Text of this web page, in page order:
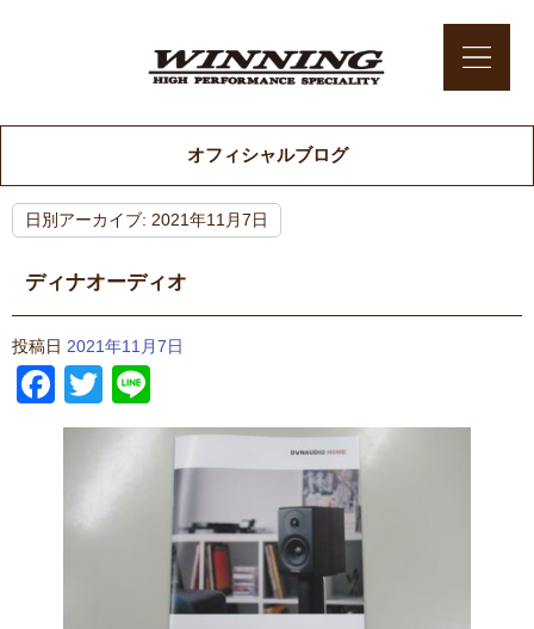
オフィシャルブログ
日別アーカイブ: 2021年11月7日
ディナオーディオ
投稿日 2021年11月7日
Facebook
Twitter